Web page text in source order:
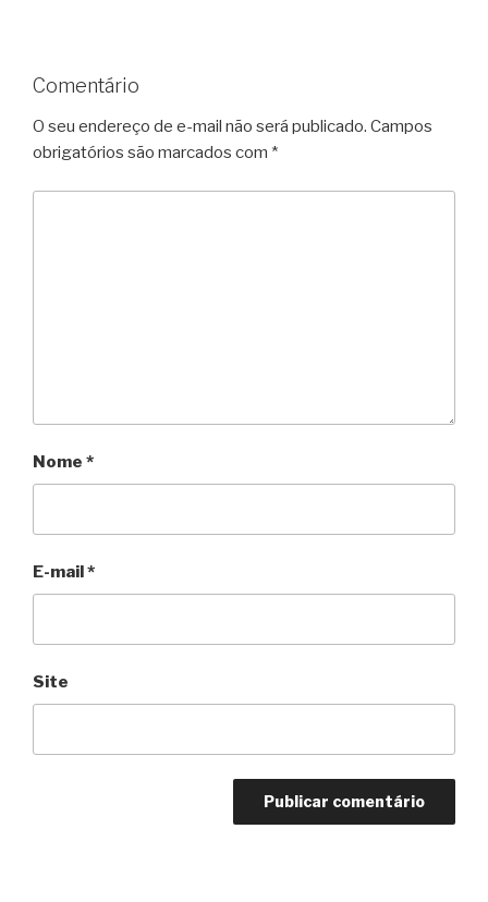
Comentário
O seu endereço de e-mail não será publicado. Campos
obrigatórios são marcados com *
Nome *
E-mail *
Site